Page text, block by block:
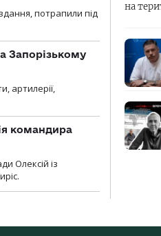
потрапили під
Запорізькому
артилерії,
командира
Олексій із
на